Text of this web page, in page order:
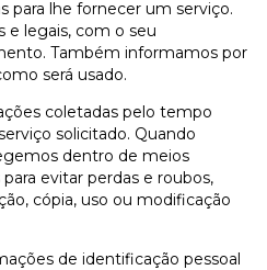
para lhe fornecer um serviço.
e legais, com o seu
Também informamos por
será usado.
coletadas pelo tempo
solicitado. Quando
dentro de meios
evitar perdas e roubos,
cópia, uso ou modificação
de identificação pessoal